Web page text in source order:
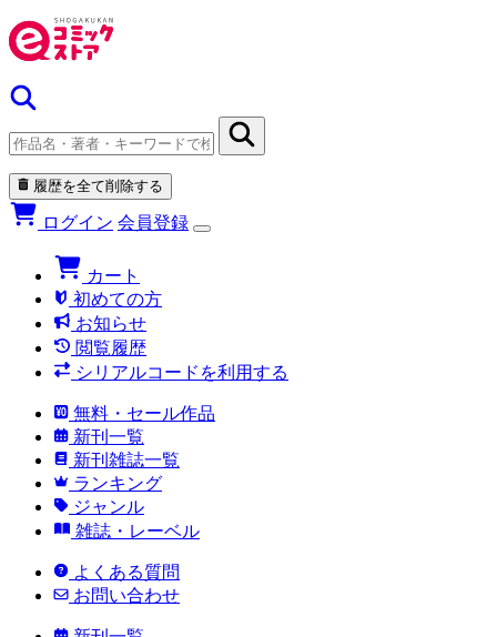
履歴を全て削除する
ログイン 会員登録
カート
初めての方
お知らせ
閲覧履歴
シリアルコードを利用する
無料・セール作品
新刊一覧
新刊雑誌一覧
ランキング
ジャンル
雑誌・レーベル
よくある質問
お問い合わせ